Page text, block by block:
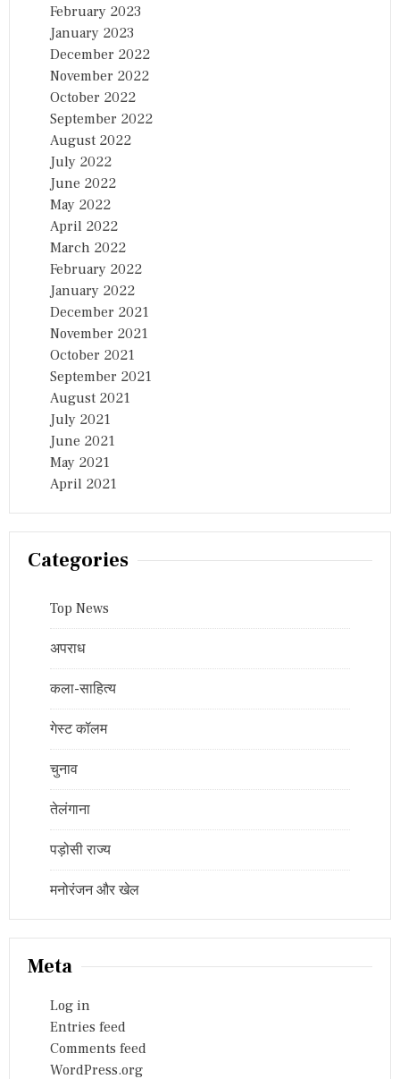
February 2023
January 2023
December 2022
November 2022
October 2022
September 2022
August 2022
July 2022
June 2022
May 2022
April 2022
March 2022
February 2022
January 2022
December 2021
November 2021
October 2021
September 2021
August 2021
July 2021
June 2021
May 2021
April 2021
Categories
Top News
अपराध
कला-साहित्य
गेस्ट कॉलम
चुनाव
तेलंगाना
पड़ोसी राज्य
मनोरंजन और खेल
Meta
Log in
Entries feed
Comments feed
WordPress.org